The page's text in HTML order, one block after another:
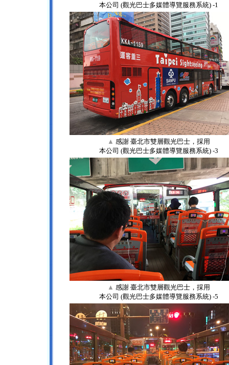
本公司 (觀光巴士多媒體導覽服務系統) -1
▲ 感謝 臺北市雙層觀光巴士，採用
本公司 (觀光巴士多媒體導覽服務系統) -3
▲ 感謝 臺北市雙層觀光巴士，採用
本公司 (觀光巴士多媒體導覽服務系統) -5